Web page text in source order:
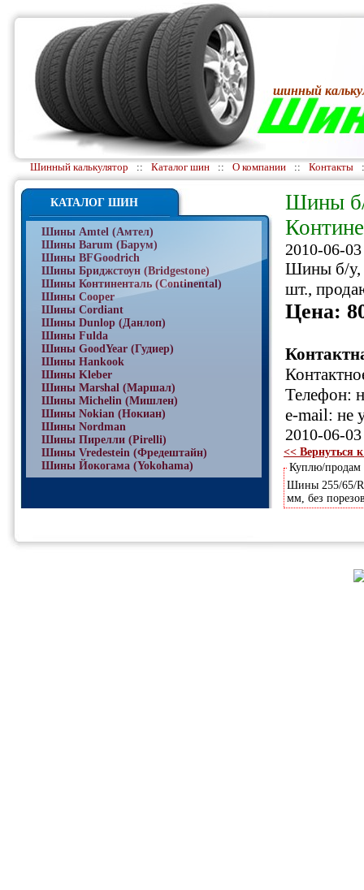
шинный
Шинный калькулятор :: Каталог шин :: О компании :: Контакты
КАТАЛОГ ШИН
Шины Amtel (Амтел)
Шины Barum (Барум)
Шины BFGoodrich
Шины Бриджстоун (Bridgestone)
Шины Континенталь (Continental)
Шины Cooper
Шины Cordiant
Шины Dunlop (Данлоп)
Шины Fulda
Шины GoodYear (Гудиер)
Шины Hankook
Шины Kleber
Шины Marshal (Маршал)
Шины Michelin (Мишлен)
Шины Nokian (Нокиан)
Шины Nordman
Шины Пирелли (Pirelli)
Шины Vredestein (Фредештайн)
Шины Йокогама (Yokohama)
Шины б/
2010-06-
Шины б/у,
шт.,
Цена:
Телефон:
e-mail: не
2010-06-
<< Вернуться
Куплю/
Шины 255/65/R-
мм, без